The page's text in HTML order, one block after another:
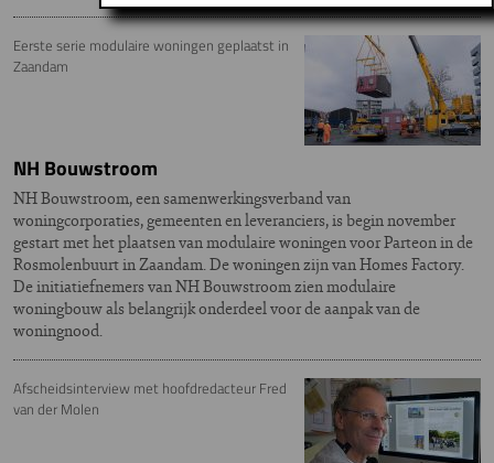
Eerste serie modulaire woningen geplaatst in
Zaandam
NH Bouwstroom ​
NH Bouwstroom, een samenwerkingsverband van
woningcorporaties, gemeenten en leveranciers, is begin november
gestart met het plaatsen van modulaire woningen voor Parteon in de
Rosmolenbuurt in Zaandam. De woningen zijn van Homes Factory.
De initiatiefnemers van NH Bouwstroom zien modulaire
woningbouw als belangrijk onderdeel voor de aanpak van de
woningnood.
Afscheidsinterview met hoofdredacteur Fred
van der Molen